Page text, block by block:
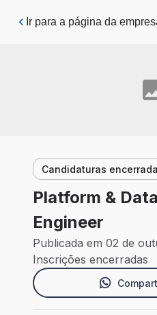
Pular para o conteúdo
Ir para a página da
Candidaturas
Platform &
Engineer
Publicada em 02 de
Inscrições encerradas